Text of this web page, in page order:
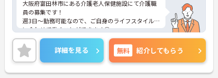
大阪府富田林市にある介護老人保健施設にて介護職
員の募集です！
週3日～勤務可能なので、ご自身のライフスタイル
に合わせて働くことができます◎
残業は月に1時間程度と少なめ！ゆとりを持って働
くことが可能です！
ご興味のある方には、面接対策ポイントなど、さら
に詳細をお話しいたしますのでお気軽にご相談くだ
さい！
詳細を見る 無料 紹介してもらう